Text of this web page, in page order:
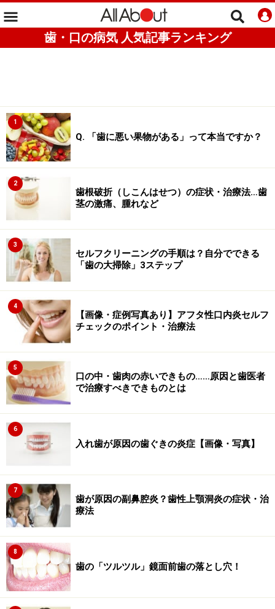
歯・口の病気 人気記事ランキング
1
Q. 「歯に悪い果物がある」って本当ですか？
2
歯根破折（しこんはせつ）の症状・治療法…歯
茎の激痛、腫れなど
3
セルフクリーニングの手順は？自分でできる
「歯の大掃除」3ステップ
4
【画像・症例写真あり】アフタ性口内炎セルフ
チェックのポイント・治療法
5
口の中・歯肉の赤いできもの……原因と歯医者
で治療すべきできものとは
6
入れ歯が原因の歯ぐきの炎症【画像・写真】
7
歯が原因の副鼻腔炎？歯性上顎洞炎の症状・治
療法
8
歯の「ツルツル」鏡面前歯の落とし穴！